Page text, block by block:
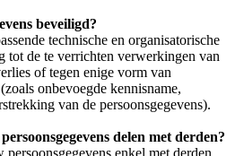
beveiligd?
technische en organisatorische
tot de te verrichten verwerkingen van
of tegen enige vorm van
onbevoegde kennisname,
van de persoonsgegevens).
delen met derden?
enkel met derden,